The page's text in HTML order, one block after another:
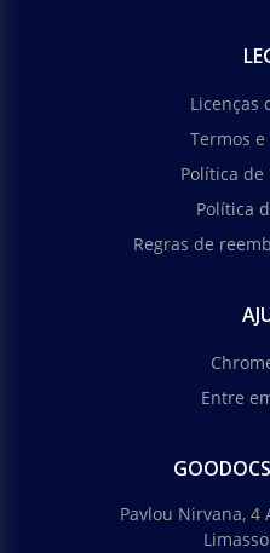
Licenças
Termos e
Política de
Política
Regras de
Entre
Pavlou Nirvana, 4